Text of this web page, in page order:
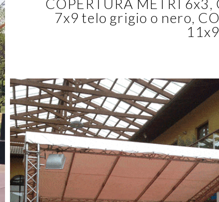
COPERTURA METRI 6x3,
7x9 telo grigio o nero,